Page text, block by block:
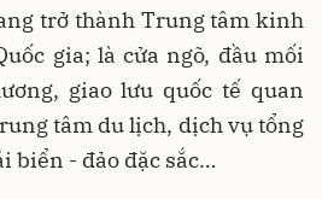
trở thành Trung tâm kinh
gia; là cửa ngõ, đầu mối
giao lưu quốc tế quan
tâm du lịch, dịch vụ tổng
biển - đảo đặc sắc…